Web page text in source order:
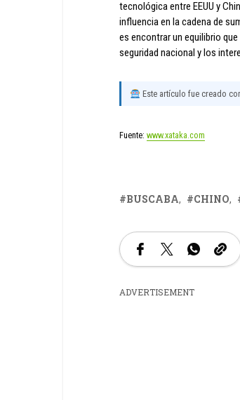
tecnológica entre EEUU y
influencia en la cadena de
es encontrar un equilibrio
seguridad nacional y los
Este artículo fue creado
Fuente: www.xataka.com
BUSCABA CHINO
ADVERTISEMENT